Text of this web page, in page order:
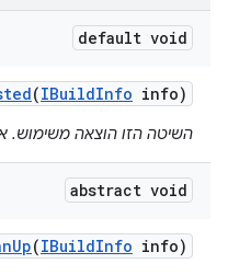
default void
(IBuildInfo info)
השיטה הזו הוצאה משימוש.
abstract void
Up(IBuildInfo info)